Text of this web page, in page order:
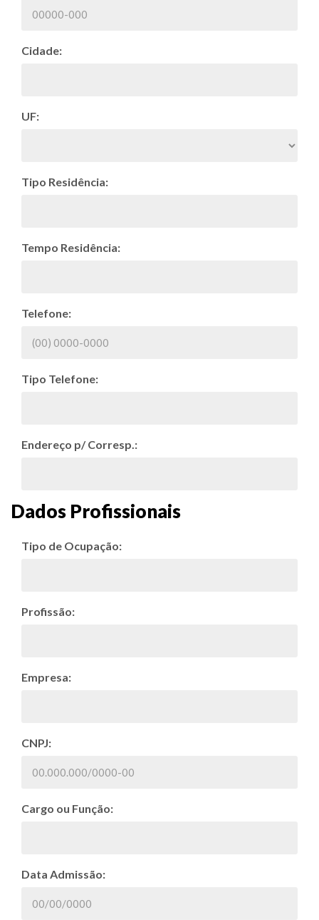
Cidade:
UF:
Tipo Residência:
Tempo Residência:
Telefone:
Tipo Telefone:
Endereço p/ Corresp.:
Dados Profissionais
Tipo de Ocupação:
Profissão:
Empresa:
CNPJ:
Cargo ou Função:
Data Admissão: